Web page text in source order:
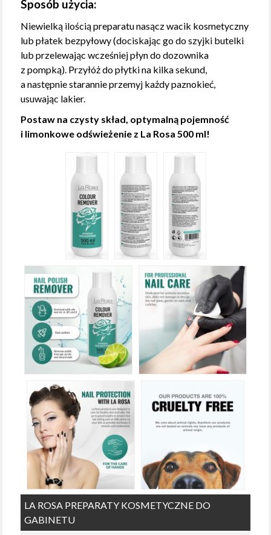
Sposób użycia:
Niewielką ilością preparatu nasącz wacik kosmetyczny
lub płatek bezpyłowy (dociskając go do szyjki butelki
lub przelewając wcześniej płyn do dozownika
z pompką). Przyłóż do płytki na kilka sekund,
a następnie starannie przemyj każdy paznokieć,
usuwając lakier.
Postaw na czysty skład, optymalną pojemność
i limonkowe odświeżenie z La Rosa 500 ml!
LA ROSA PREPARATY KOSMETYCZNE DO
GABINETU